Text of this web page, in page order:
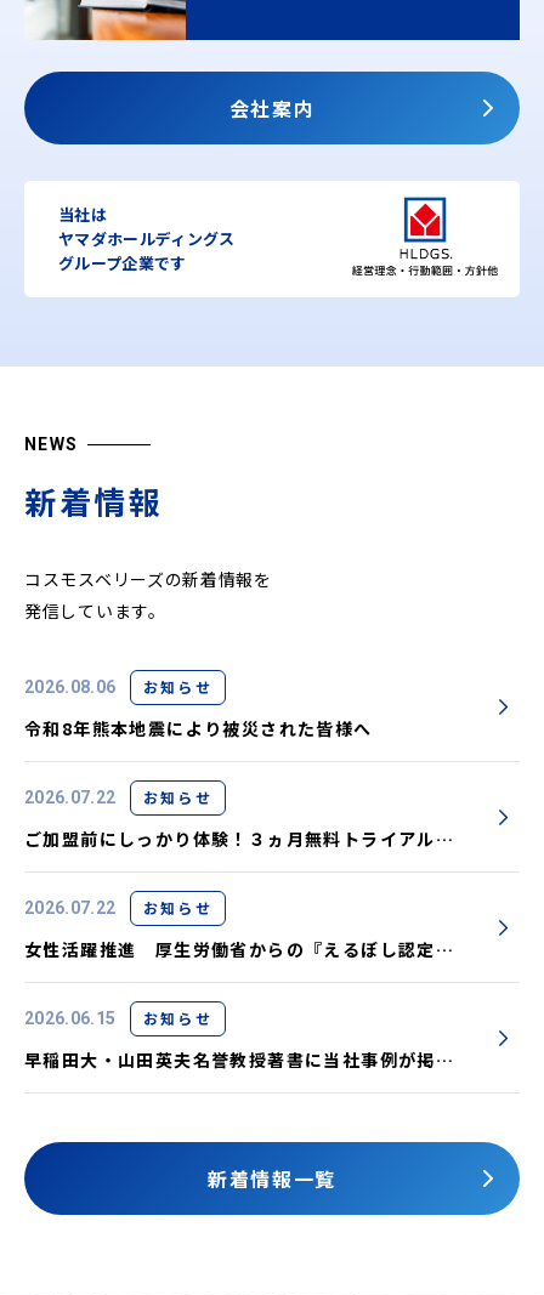
会社案内
当社は
ヤマダホールディングス
グループ企業です
NEWS
新着情報
コスモスベリーズの新着情報を
発信しています。
2026.08.06 お知らせ
令和8年熊本地震により被災された皆様へ
2026.07.22 お知らせ
ご加盟前にしっかり体験！３ヵ月無料トライアル実
施中です
2026.07.22 お知らせ
女性活躍推進 厚生労働省からの『えるぼし認定』
取得しました
2026.06.15 お知らせ
早稲田大・山田英夫名誉教授著書に当社事例が掲載
されました
新着情報一覧